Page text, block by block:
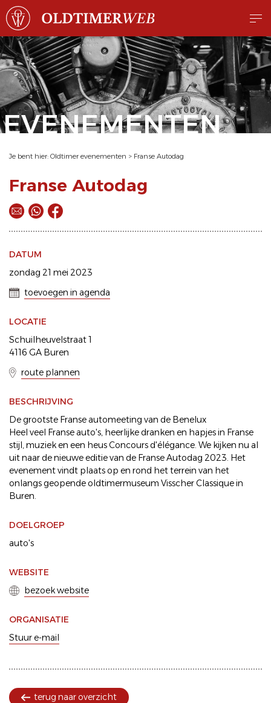
EVENEMENTEN
Je bent hier: Oldtimer evenementen > Franse Autodag
Franse Autodag
DATUM
zondag 21 mei 2023
toevoegen in agenda
LOCATIE
Schuilheuvelstraat 1
4116 GA Buren
route plannen
BESCHRIJVING
De grootste Franse automeeting van de Benelux
Heel veel Franse auto's, heerlijke dranken en hapjes in Franse
stijl, muziek en een heus Concours d'élégance. We kijken nu al
uit naar de nieuwe editie van de Franse Autodag 2023. Het
evenement vindt plaats op en rond het terrein van het
onlangs geopende oldtimermuseum Visscher Classique in
Buren.
DOELGROEP
auto's
WEBSITE
bezoek website
ORGANISATIE
Stuur e-mail
terug naar overzicht